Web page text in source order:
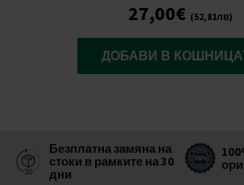
27,00€ (52,81лв)
ДОБАВИ В
Безплатна замяна на
стоки в рамките на 30
дни